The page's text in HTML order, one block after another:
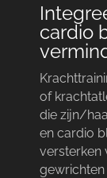
cardio
of
die zijn/
en cardio
versterken